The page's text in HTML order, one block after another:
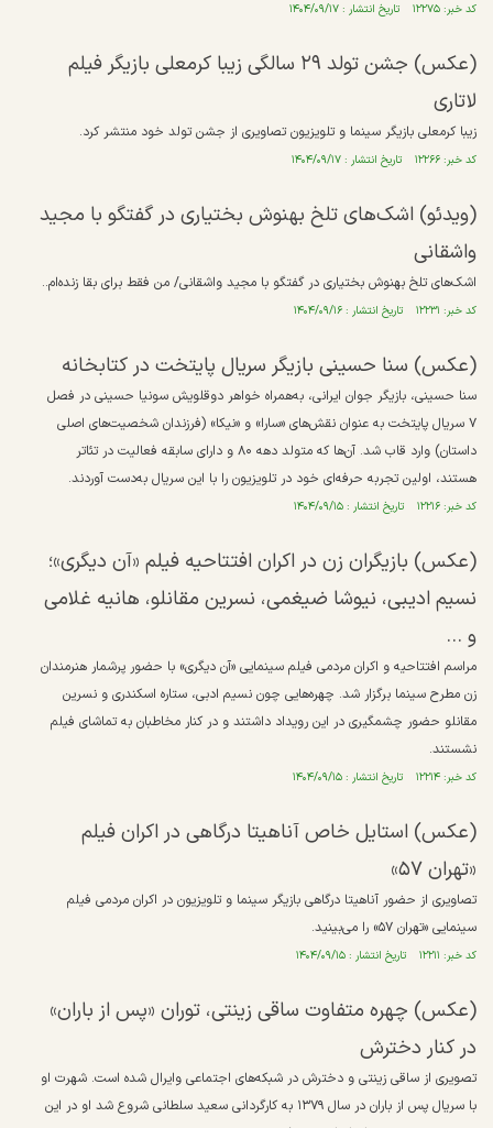
کد خبر: ۱۲۲۷۵ تاریخ انتشار : ۱۴۰۴/۰۹/۱۷
(عکس) جشن تولد ۲۹ سالگی زیبا کرمعلی بازیگر فیلم
لاتاری
زیبا کرمعلی بازیگر سینما و تلویزیون تصاویری از جشن تولد خود منتشر کرد.
کد خبر: ۱۲۲۶۶ تاریخ انتشار : ۱۴۰۴/۰۹/۱۷
(ویدئو) اشک‌های تلخ بهنوش بختیاری در گفتگو با مجید
واشقانی
اشک‌های تلخ بهنوش بختیاری در گفتگو با مجید واشقانی/ من فقط برای بقا زنده‌ام..
کد خبر: ۱۲۲۳۱ تاریخ انتشار : ۱۴۰۴/۰۹/۱۶
(عکس) سنا حسینی بازیگر سریال پایتخت در کتابخانه
سنا حسینی، بازیگر جوان ایرانی، به‌همراه خواهر دوقلویش سونیا حسینی در فصل
۷ سریال پایتخت به عنوان نقش‌های «سارا» و «نیکا» (فرزندان شخصیت‌های اصلی
داستان) وارد قاب شد. آن‌ها که متولد دهه ۸۰ و دارای سابقه فعالیت در تئاتر
هستند، اولین تجربه حرفه‌ای خود در تلویزیون را با این سریال به‌دست آوردند.
کد خبر: ۱۲۲۱۶ تاریخ انتشار : ۱۴۰۴/۰۹/۱۵
(عکس) بازیگران زن در اکران افتتاحیه فیلم «آن دیگری»؛
نسیم ادیبی، نیوشا ضیغمی، نسرین مقانلو، هانیه غلامی
و ...
مراسم افتتاحیه و اکران مردمی فیلم سینمایی «آن دیگری» با حضور پرشمار هنرمندان
زن مطرح سینما برگزار شد. چهره‌هایی چون نسیم ادبی، ستاره اسکندری و نسرین
مقانلو حضور چشمگیری در این رویداد داشتند و در کنار مخاطبان به تماشای فیلم
نشستند.
کد خبر: ۱۲۲۱۴ تاریخ انتشار : ۱۴۰۴/۰۹/۱۵
(عکس) استایل خاص آناهیتا درگاهی در اکران فیلم
«تهران ۵۷»
تصاویری از حضور آناهیتا درگاهی بازیگر سینما و تلویزیون در اکران مردمی فیلم
سینمایی «تهران ۵۷» را می‌بینید.
کد خبر: ۱۲۲۱۱ تاریخ انتشار : ۱۴۰۴/۰۹/۱۵
(عکس) چهره متفاوت ساقی زینتی، توران «پس از باران»
در کنار دخترش
تصویری از ساقی زینتی و دخترش در شبکه‌های اجتماعی وایرال شده است. شهرت او
با سریال پس از باران در سال ۱۳۷۹ به کارگردانی سعید سلطانی شروع شد او در این